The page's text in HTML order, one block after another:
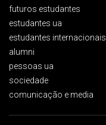
futuros estudantes
estudantes ua
estudantes internacionais
alumni
pessoas ua
sociedade
comunicação e media